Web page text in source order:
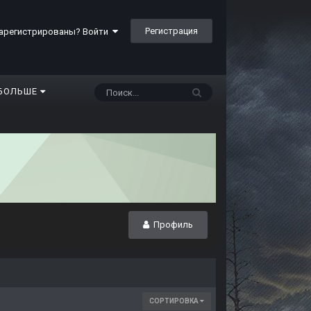
Войти Регистрация
Профиль
СОРТИРОВКА